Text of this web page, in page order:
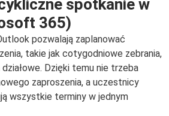
spotkanie w
365)
pozwalają zaplanować
takie jak cotygodniowe zebrania,
Dzięki temu nie trzeba
zaproszenia, a uczestnicy
wszystkie terminy w jednym